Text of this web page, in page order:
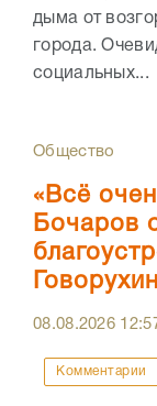
дыма от
города.
социальных...
Общество
«Всё
Бочаров
08.08.2026
Комментарии